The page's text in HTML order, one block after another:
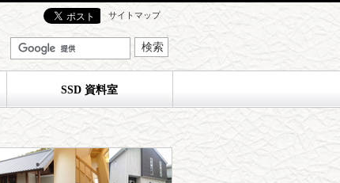
サイトマップ
SSD 資料室